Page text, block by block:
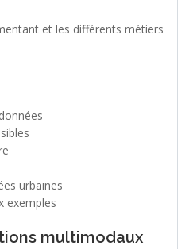
et les différents métiers
urbaines
exemples
multimodaux